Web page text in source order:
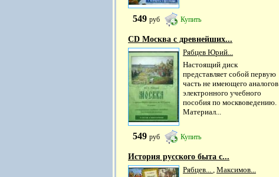
549 руб Купить
CD Москва с древнейших...
Рябцев Юрий...
Настоящий диск
представляет собой первую
часть не имеющего аналогов
электронного учебного
пособия по москвоведению.
Материал...
549 руб Купить
История русского быта с...
Рябцев... , Максимов...